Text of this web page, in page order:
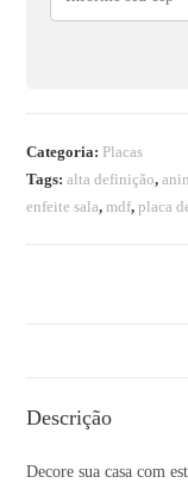
Categoria: Placas
Tags:alta definição,
enfeite sala,mdf,placa
Descrição
Decore sua casa com